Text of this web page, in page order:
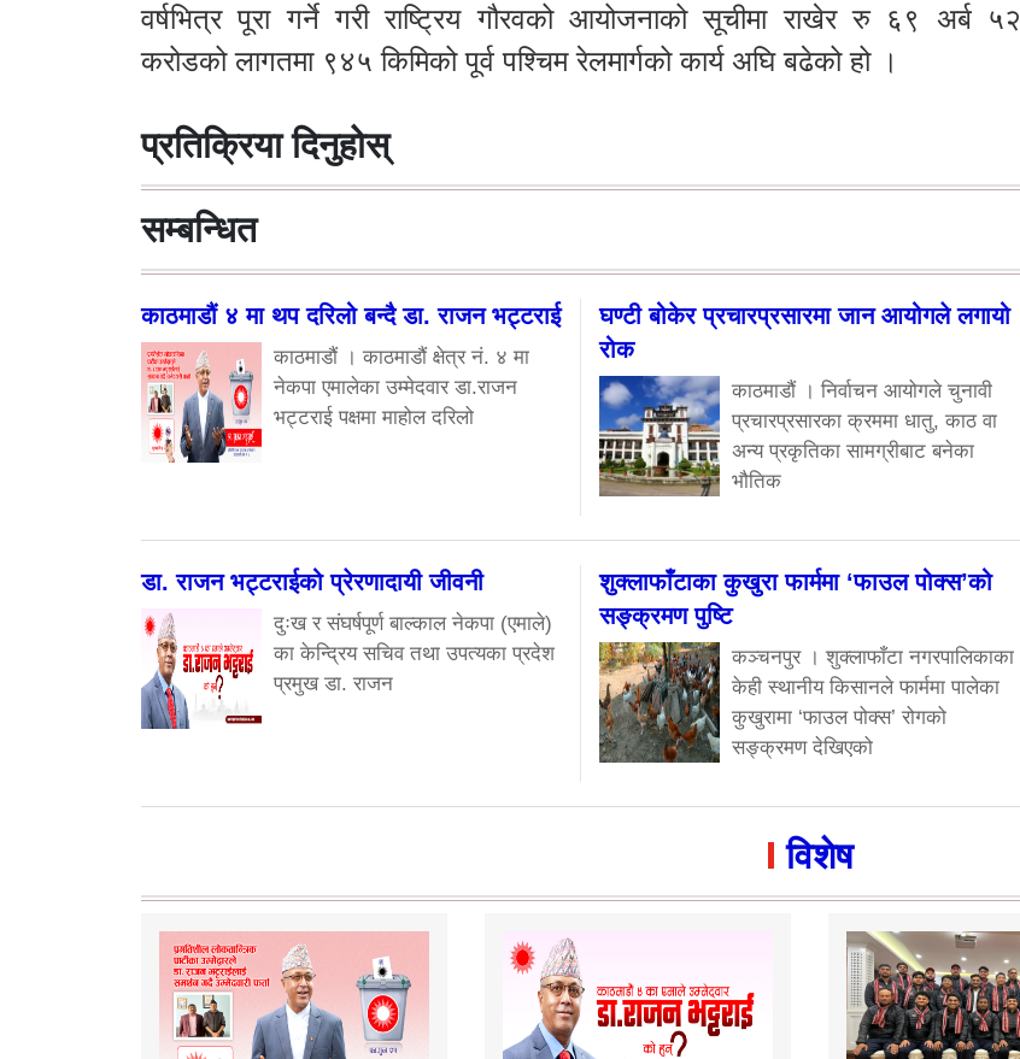
वर्षभित्र पूरा गर्ने गरी राष्ट्रिय गौरवको आयोजनाको सूचीमा राखेर रु ६९ अर्ब ५२
करोडको लागतमा ९४५ किमिको पूर्व पश्चिम रेलमार्गको कार्य अघि बढेको हो ।
प्रतिक्रिया दिनुहोस्
सम्बन्धित
काठमाडौं ४ मा थप दरिलो बन्दै डा. राजन भट्टराई
काठमाडौं । काठमाडौं क्षेत्र नं. ४ मा
नेकपा एमालेका उम्मेदवार डा.राजन
भट्टराई पक्षमा माहोल दरिलो
घण्टी बोकेर प्रचारप्रसारमा जान आयोगले लगायो
रोक
काठमाडौं । निर्वाचन आयोगले चुनावी
प्रचारप्रसारका क्रममा धातु, काठ वा
अन्य प्रकृतिका सामग्रीबाट बनेका
भौतिक
डा. राजन भट्टराईको प्रेरणादायी जीवनी
दुःख र संघर्षपूर्ण बाल्काल नेकपा (एमाले)
का केन्द्रिय सचिव तथा उपत्यका प्रदेश
प्रमुख डा. राजन
शुक्लाफाँटाका कुखुरा फार्ममा ‘फाउल पोक्स’को
सङ्क्रमण पुष्टि
कञ्चनपुर । शुक्लाफाँटा नगरपालिकाका
केही स्थानीय किसानले फार्ममा पालेका
कुखुरामा ‘फाउल पोक्स’ रोगको
सङ्क्रमण देखिएको
विशेष